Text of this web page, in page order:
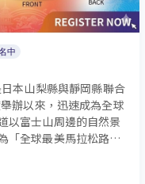
中
本山梨縣與靜岡縣聯合
辦以來，迅速成為全球
以富士山周邊的自然景
「全球最美馬拉松路
，或想慢享風景的休